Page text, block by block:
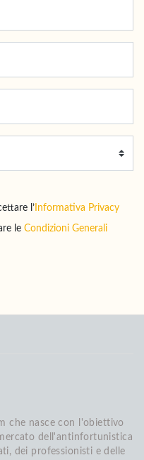
l’ Informativa Privacy
le Condizioni Generali
che nasce con l'obiettivo
dell'antinfortunistica
dei professionisti e delle